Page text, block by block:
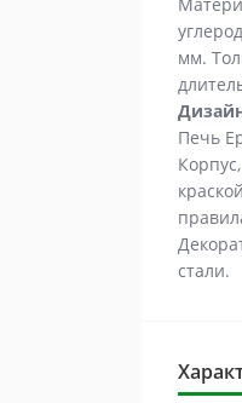
мм.
Печь
стали.